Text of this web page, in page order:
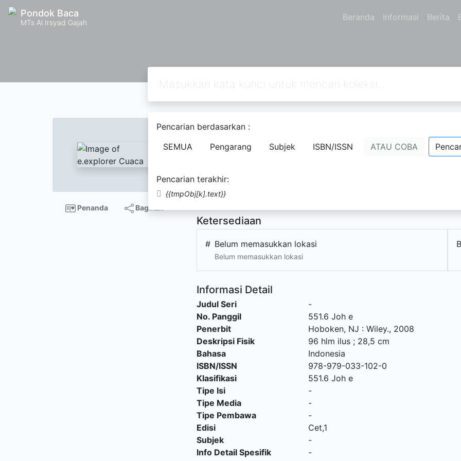
Pondok Baca
MTs Al Irsyad Gajah Beranda Informasi Berita
Pencarian berdasarkan :
SEMUA
Pengarang Subjek ISBN/ISSN ATAU COBA
Pencarian terakhir:
{{tmpObj[k].text}}
Penanda
Bagikan
e.explorer Cuaca
Ketersediaan
# Belum memasukkan lokasi
Belum memasukkan lokasi
Informasi Detail
Judul Seri
-
No. Panggil
551.6 Joh e
Penerbit
Hoboken, NJ : Wiley., 2008
Deskripsi Fisik
96 hlm ilus ; 28,5 cm
Bahasa
Indonesia
ISBN/ISSN
978-979-033-102-0
Klasifikasi
551.6 Joh e
Tipe Isi
-
Tipe Media
-
Tipe Pembawa
-
Edisi
Cet,1
Subjek
-
Info Detail Spesifik
-